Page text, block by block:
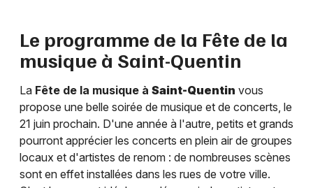
Le programme de la Fête de la
musique à Saint-Quentin
La Fête de la musique à Saint-Quentin vous
propose une belle soirée de musique et de concerts, le
21 juin prochain. D'une année à l'autre, petits et grands
pourront apprécier les concerts en plein air de groupes
locaux et d'artistes de renom : de nombreuses scènes
sont en effet installées dans les rues de votre ville.